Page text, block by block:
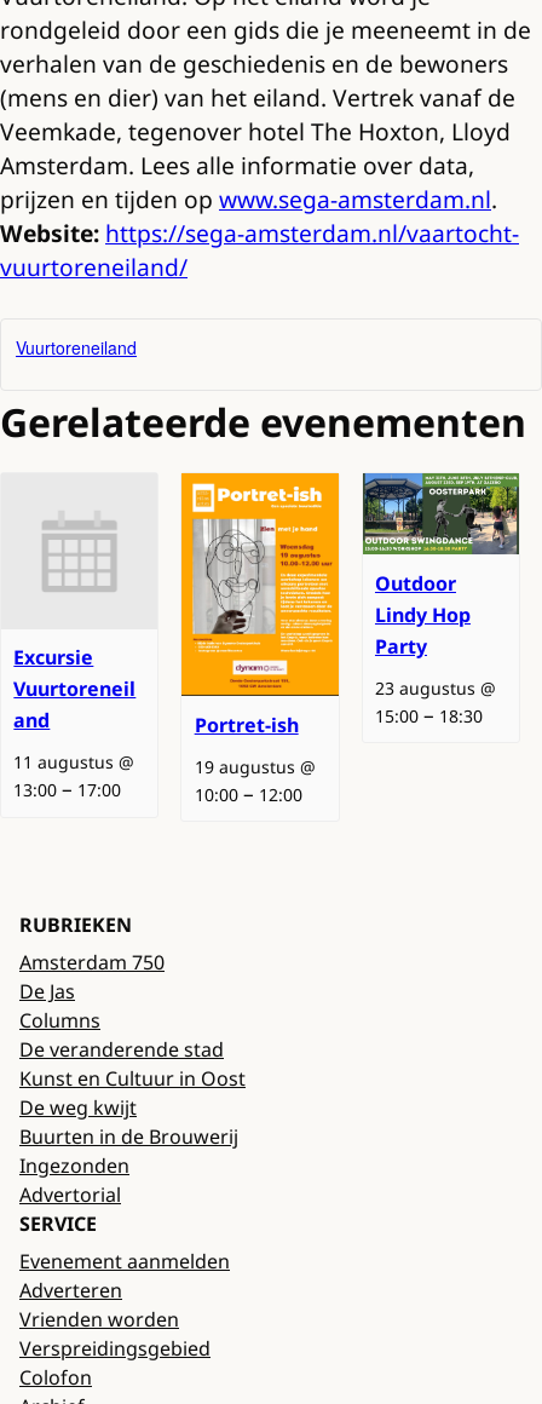
rondgeleid door een gids die je meeneemt in de
verhalen van de geschiedenis en de bewoners
(mens en dier) van het eiland. Vertrek vanaf de
Veemkade, tegenover hotel The Hoxton, Lloyd
Amsterdam. Lees alle informatie over data,
prijzen en tijden op www.sega-amsterdam.nl.
Website: https://sega-amsterdam.nl/vaartocht-
vuurtoreneiland/
Vuurtoreneiland
Gerelateerde evenementen
Excursie
Vuurtoreneil
and
11 augustus @
13:00 – 17:00
Portret-ish
19 augustus @
10:00– 12:00
Outdoor
Lindy Hop
Party
23 augustus @
15:00– 18:30
RUBRIEKEN
Amsterdam 750
De Jas
Columns
De veranderende stad
Kunst en Cultuur in Oost
De weg kwijt
Buurten in de Brouwerij
Ingezonden
Advertorial
SERVICE
Evenement aanmelden
Adverteren
Vrienden worden
Verspreidingsgebied
Colofon